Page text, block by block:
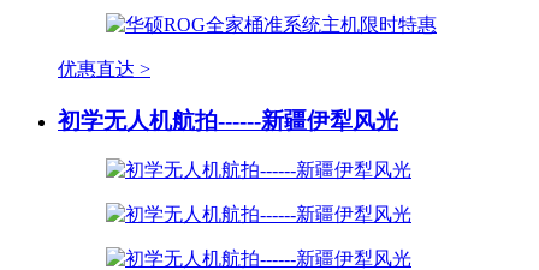
优惠直达 >
初学无人机航拍------新疆伊犁风光